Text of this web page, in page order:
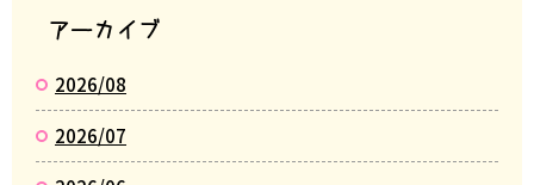
アーカイブ
2026/08
2026/07